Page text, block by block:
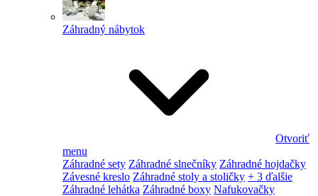
Záhradný nábytok
Otvoriť
menu
Záhradné sety Záhradné slnečníky Záhradné hojdačky
Závesné kreslo Záhradné stoly a stoličky + 3 ďalšie
Záhradné lehátka Záhradné boxy Nafukovačky